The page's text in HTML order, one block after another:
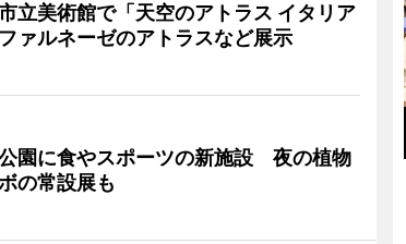
立美術館で「天空のアトラス イタリア
ァルネーゼのアトラスなど展示
公園に食やスポーツの新施設 夜の植物
の常設展も